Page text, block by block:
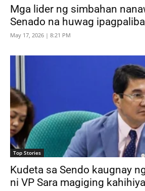
Mga lider ng simbahan
Senado na huwag
May 17, 2026 | 8:21 PM
Top Stories
Kudeta sa Sendo kaugnay
ni VP Sara magiging